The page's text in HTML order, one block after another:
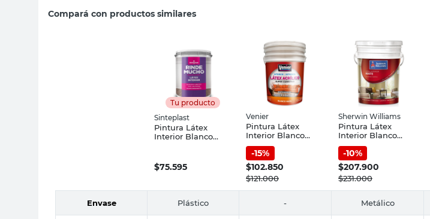
Compará con productos similares
Tu producto
Sinteplast
Pintura Látex
Interior Blanco
$75.595
Venier
Pintura Látex
Interior Blanco
Mate 25 Kg Venier
-15%
$102.850
$121.000
Sherwin Williams
Pintura Látex
Interior Blanco
Mate 20 Lts
Sherwin Williams
-10%
$207.900
$231.000
Envase Plástico - Metálico